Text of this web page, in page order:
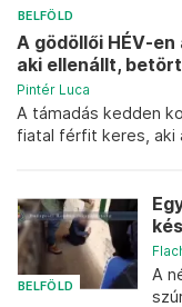
BELFÖLD
A gödöllői HÉV-
aki ellenállt,
Pintér Luca
A támadás kedden
fiatal férfit keres, aki
BELFÖLD
A